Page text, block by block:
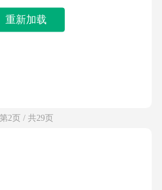
重新加载
第2页 / 共29页